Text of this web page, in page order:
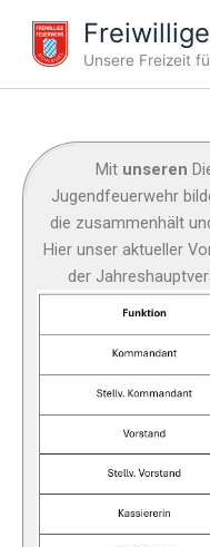
Inhalt
springen
Unsere Freizeit
Mit unseren
Jugendfeuerwehr
die zusammenhält
Hier unser aktueller
der